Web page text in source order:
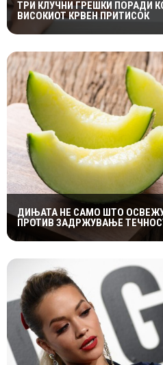
ТРИ КЛУЧНИ ГРЕШКИ ПОРАДИ
ВИСОКИОТ КРВЕН ПРИТИСОК
ДИЊАТА НЕ САМО ШТО
ПРОТИВ ЗАДРЖУВАЊЕ